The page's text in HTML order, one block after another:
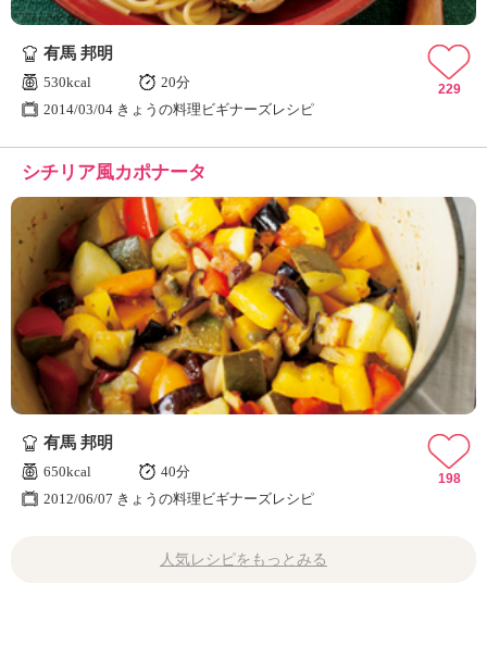
有馬 邦明
530kcal
20分
2014/03/04 きょうの料理ビギナーズレシピ
229
シチリア風カポナータ
有馬 邦明
650kcal
40分
2012/06/07 きょうの料理ビギナーズレシピ
198
人気レシピをもっとみる